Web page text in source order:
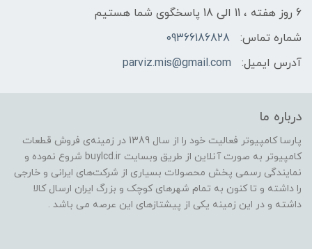
6 روز هفته ، 11 الی 18 پاسخگوی شما هستیم
شماره تماس:
09366186828
آدرس ایمیل:
parviz.mis@gmail.com
درباره ما
پارسا کامپیوتر فعالیت خود را از سال 1389 در زمینه‌ی فروش قطعات
کامپیوتر به صورت آنلاین از طریق وبسایت buylcd.ir شروع نموده و
نمایندگی رسمی پخش محصولات بسیاری از شرکت‌های ایرانی و خارجی
را داشته و تا کنون به تمام شهرهای کوچک و بزرگ ایران ارسال کالا
داشته و در این زمینه یکی از پیشتازهای این عرصه می باشد .